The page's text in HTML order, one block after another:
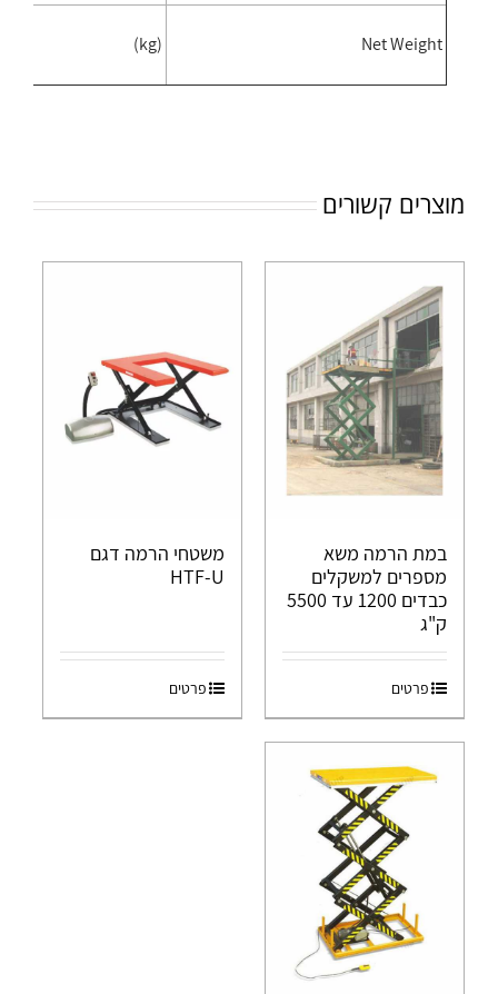
Net Weight
(kg)
מוצרים קשורים
במת הרמה משא
מספרים למשקלים
כבדים 1200 עד 5500
ק"ג
פרטים
משטחי הרמה דגם
HTF-U
פרטים